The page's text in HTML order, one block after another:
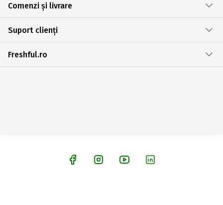
Comenzi și livrare
Suport clienți
Freshful.ro